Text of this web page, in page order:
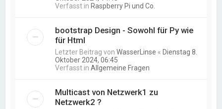
Verfasst in Raspberry Pi und Co.
bootstrap Design - Sowohl für Py wie
für Html
Letzter Beitrag vonWasserLinse « Dienstag 8.
Oktober 2024, 06:45
Verfasst inAllgemeine Fragen
Multicast von Netzwerk1 zu
Netzwerk2 ?